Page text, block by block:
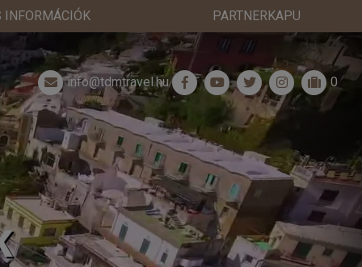
INFORMÁCIÓK PARTNERKAPU
info@tdmtravel.hu 0